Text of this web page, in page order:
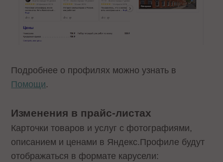
Подробнее о профилях можно узнать в
Помощи.
Изменения в прайс-листах
Карточки товаров и услуг с фотографиями,
описанием и ценами в Яндекс.Профиле будут
отображаться в формате карусели: